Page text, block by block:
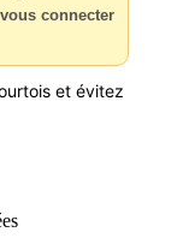
connecter
et évitez